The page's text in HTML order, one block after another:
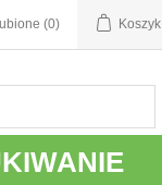
(0) Koszyk